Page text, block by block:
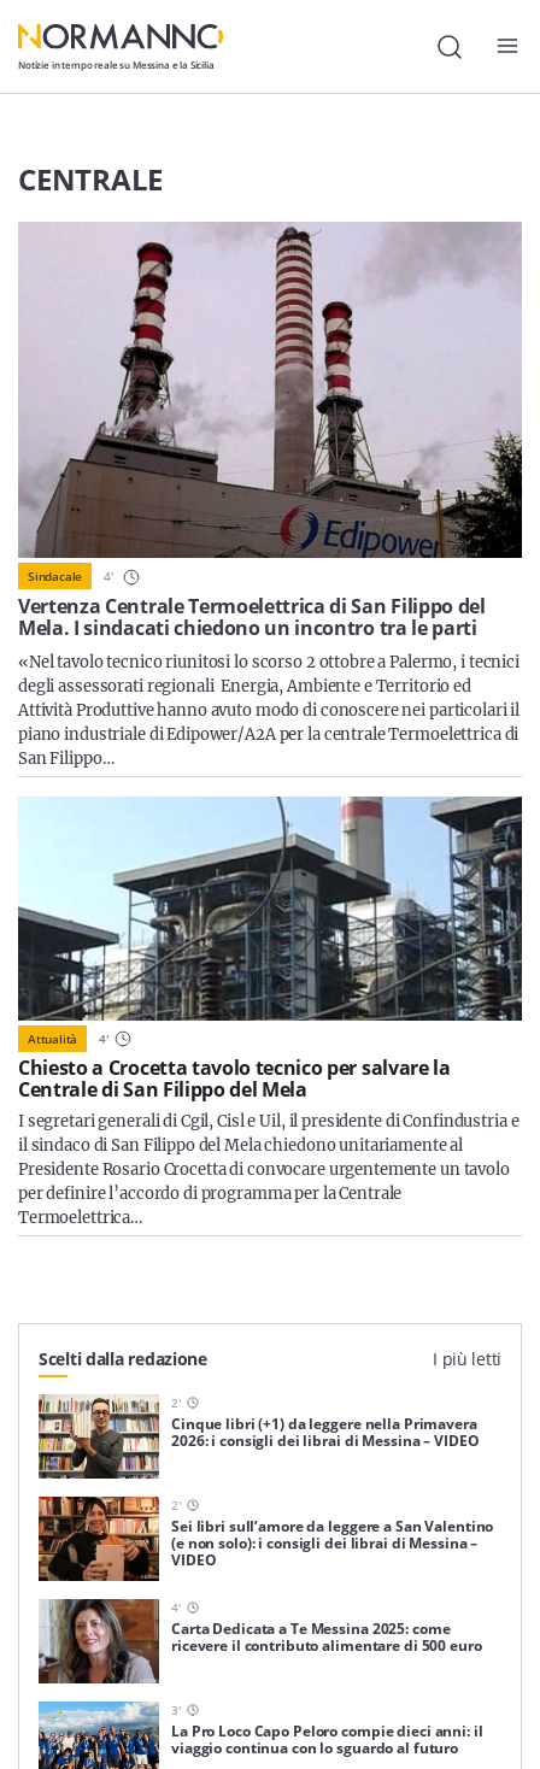
Notizie in tempo reale su Messina e la Sicilia
Politica
Cultura
Lavoro
Società
Economia
Sport
Sicilia
Servizi
Resta sempre aggiornato con le ultime news, iscriviti alla
Iscriviti
CENTRALE
Vertenza Centrale Termoelettrica di San Filippo del
Mela. I sindacati chiedono un incontro tra le parti
Sindacale 4'
«Nel tavolo tecnico riunitosi lo scorso 2 ottobre a Palermo, i tecnici
degli assessorati regionali Energia, Ambiente e Territorio ed
Attività Produttive hanno avuto modo di conoscere nei particolari il
piano industriale di Edipower/A2A per la centrale Termoelettrica di
San Filippo…
Attualità 4'
Chiesto a Crocetta tavolo tecnico per salvare la
Centrale di San Filippo del Mela
I segretari generali di Cgil, Cisl e Uil, il presidente di Confindustria e
il sindaco di San Filippo del Mela chiedono unitariamente al
Presidente Rosario Crocetta di convocare urgentemente un tavolo
per definire l’accordo di programma per la Centrale
Termoelettrica…
Scelti dalla redazione I più letti
2'
Cinque libri (+1) da leggere nella Primavera
2026: i consigli dei librai di Messina – VIDEO
2'
Sei libri sull’amore da leggere a San Valentino
(e non solo): i consigli dei librai di Messina –
VIDEO
4'
Carta Dedicata a Te Messina 2025: come
ricevere il contributo alimentare di 500 euro
3'
La Pro Loco Capo Peloro compie dieci anni: il
viaggio continua con lo sguardo al futuro